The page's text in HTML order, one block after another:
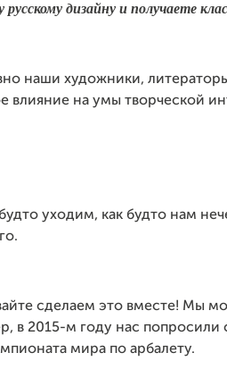
дизайну и получаете
наши художники,
влияние на умы творческой
уходим, как будто нам
сделаем это вместе! Мы
в 2015-м году нас попросили
мира по арбалету.